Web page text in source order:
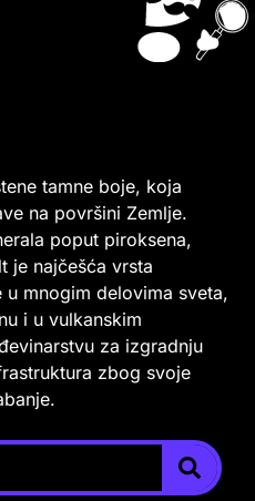
tamne boje, koja
na površini Zemlje.
poput piroksena,
je najčešća vrsta
u mnogim delovima sveta,
i u vulkanskim
za izgradnju
zbog svoje